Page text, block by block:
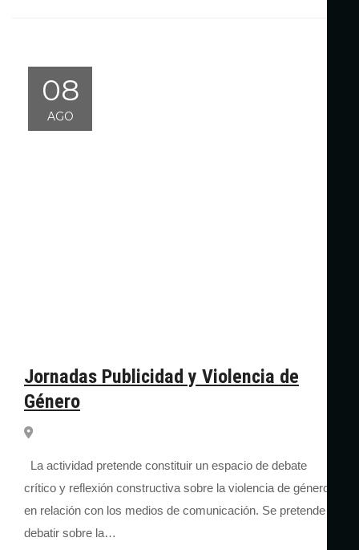
08
AGO
Jornadas Publicidad y Violencia de
Género
La actividad pretende constituir un espacio de debate
crítico y reflexión constructiva sobre la violencia de género
en relación con los medios de comunicación. Se pretende
debatir sobre la…